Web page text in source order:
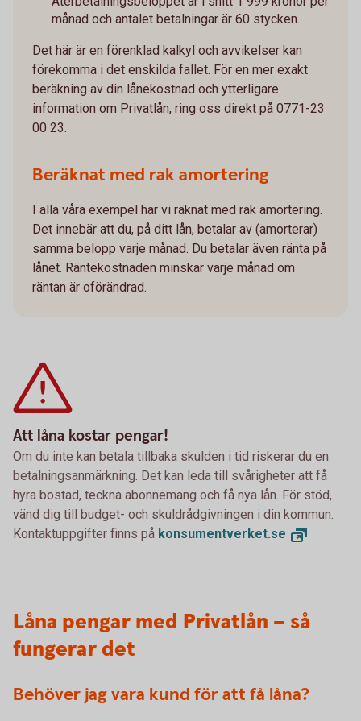
månad och antalet betalningar är 60 stycken.
Det här är en förenklad kalkyl och avvikelser kan
förekomma i det enskilda fallet. För en mer exakt
beräkning av din lånekostnad och ytterligare
information om Privatlån, ring oss direkt på 0771-23
00 23.
Beräknat med rak amortering
I alla våra exempel har vi räknat med rak amortering.
Det innebär att du, på ditt lån, betalar av (amorterar)
samma belopp varje månad. Du betalar även ränta på
lånet. Räntekostnaden minskar varje månad om
räntan är oförändrad.
Att låna kostar pengar!
Om du inte kan betala tillbaka skulden i tid riskerar du en
betalningsanmärkning. Det kan leda till svårigheter att få
hyra bostad, teckna abonnemang och få nya lån. För stöd,
vänd dig till budget- och skuldrådgivningen i din kommun.
Kontaktuppgifter finns på konsumentverket.se
Låna pengar med Privatlån – så
fungerar det
Behöver jag vara kund för att få låna?